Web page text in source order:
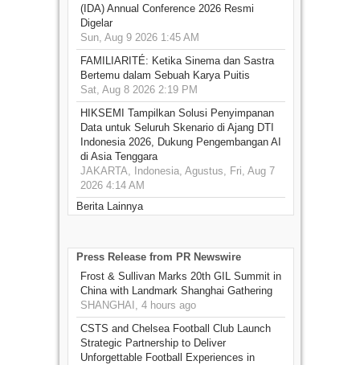
(IDA) Annual Conference 2026 Resmi
Digelar
Sun, Aug 9 2026 1:45 AM
FAMILIARITÉ: Ketika Sinema dan Sastra
Bertemu dalam Sebuah Karya Puitis
Sat, Aug 8 2026 2:19 PM
HIKSEMI Tampilkan Solusi Penyimpanan
Data untuk Seluruh Skenario di Ajang DTI
Indonesia 2026, Dukung Pengembangan AI
di Asia Tenggara
JAKARTA, Indonesia, Agustus, Fri, Aug 7
2026 4:14 AM
Berita Lainnya
Press Release from PR Newswire
Frost & Sullivan Marks 20th GIL Summit in
China with Landmark Shanghai Gathering
SHANGHAI, 4 hours ago
CSTS and Chelsea Football Club Launch
Strategic Partnership to Deliver
Unforgettable Football Experiences in